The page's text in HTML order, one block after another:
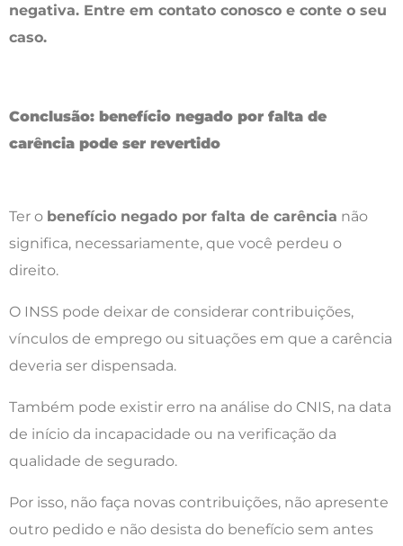
negativa. Entre em contato conosco e conte o seu
caso.
Conclusão: benefício negado por falta de
carência pode ser revertido
Ter o benefício negado por falta de carência não
significa, necessariamente, que você perdeu o
direito.
O INSS pode deixar de considerar contribuições,
vínculos de emprego ou situações em que a carência
deveria ser dispensada.
Também pode existir erro na análise do CNIS, na data
de início da incapacidade ou na verificação da
qualidade de segurado.
Por isso, não faça novas contribuições, não apresente
outro pedido e não desista do benefício sem antes